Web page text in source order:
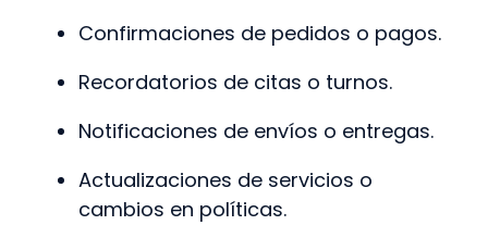
Confirmaciones de pedidos o pagos.
Recordatorios de citas o turnos.
Notificaciones de envíos o entregas.
Actualizaciones de servicios o
cambios en políticas.